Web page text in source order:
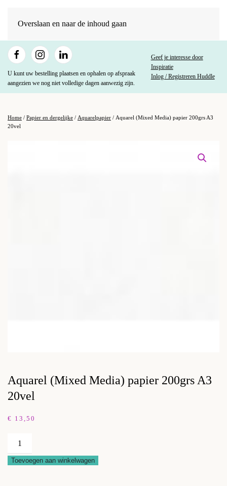
Overslaan en naar de inhoud gaan
U kunt uw bestelling plaatsen en ophalen op afspraak
aangezien we nog niet volledige dagen aanwezig zijn.
Geef je interesse door
Inspiratie
Inlog / Registreren Huddle
Home / Papier en dergelijke / Aquarelpapier / Aquarel (Mixed Media) papier 200grs A3
20vel
Aquarel (Mixed Media) papier 200grs A3
20vel
€ 13,50
Aquarel
(Mixed
Media)
Toevoegen aan winkelwagen